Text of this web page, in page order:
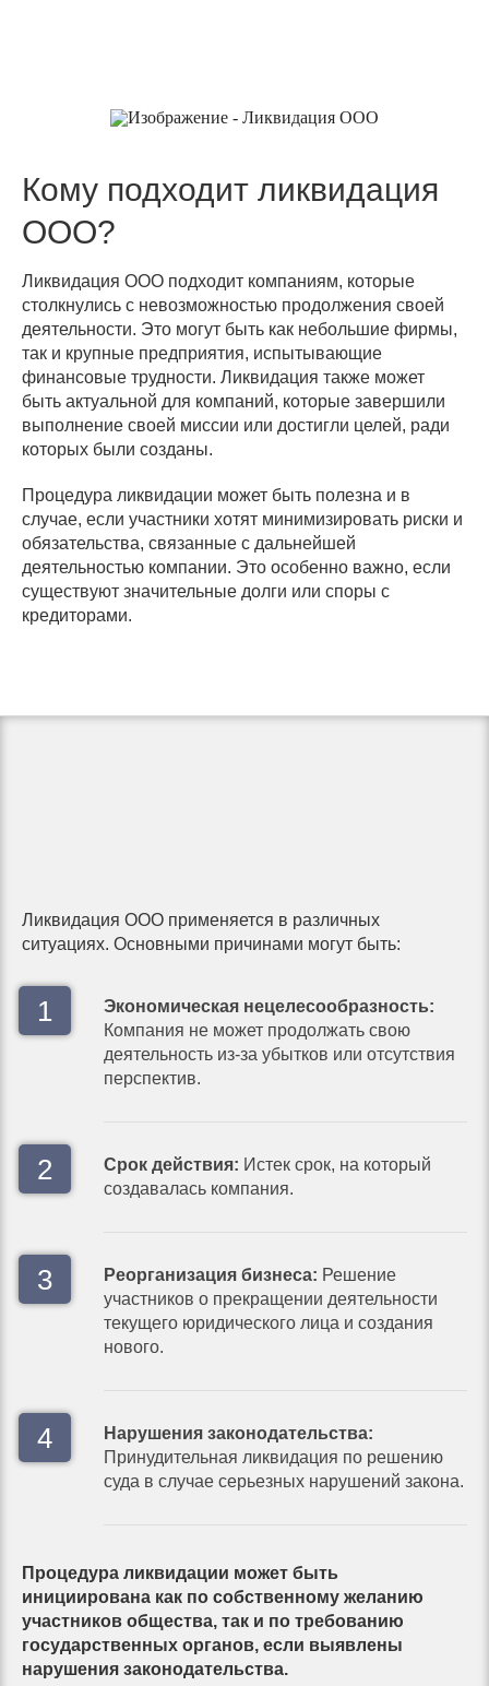
Кому подходит ликвидация
ООО?
Ликвидация ООО подходит компаниям, которые
столкнулись с невозможностью продолжения своей
деятельности. Это могут быть как небольшие фирмы,
так и крупные предприятия, испытывающие
финансовые трудности. Ликвидация также может
быть актуальной для компаний, которые завершили
выполнение своей миссии или достигли целей, ради
которых были созданы.
Процедура ликвидации может быть полезна и в
случае, если участники хотят минимизировать риски и
обязательства, связанные с дальнейшей
деятельностью компании. Это особенно важно, если
существуют значительные долги или споры с
кредиторами.
Ликвидация ООО применяется в различных
ситуациях. Основными причинами могут быть:
Экономическая нецелесообразность:
Компания не может продолжать свою
деятельность из-за убытков или отсутствия
перспектив.
Срок действия: Истек срок, на который
создавалась компания.
Реорганизация бизнеса: Решение
участников о прекращении деятельности
текущего юридического лица и создания
нового.
Нарушения законодательства:
Принудительная ликвидация по решению
суда в случае серьезных нарушений закона.
Процедура ликвидации может быть
инициирована как по собственному желанию
участников общества, так и по требованию
государственных органов, если выявлены
нарушения законодательства.